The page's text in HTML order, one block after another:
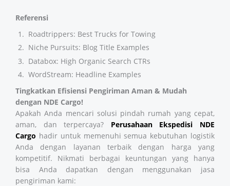
Referensi
Roadtrippers: Best Trucks for Towing
Niche Pursuits: Blog Title Examples
Databox: High Organic Search CTRs
WordStream: Headline Examples
Tingkatkan Efisiensi Pengiriman Aman & Mudah
dengan NDE Cargo!
Apakah Anda mencari solusi pindah rumah yang cepat,
aman, dan terpercaya? Perusahaan Ekspedisi NDE
Cargo hadir untuk memenuhi semua kebutuhan logistik
Anda dengan layanan terbaik dengan harga yang
kompetitif. Nikmati berbagai keuntungan yang hanya
bisa Anda dapatkan dengan menggunakan jasa
pengiriman kami: